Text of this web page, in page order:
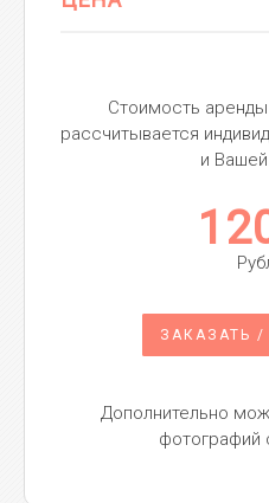
Стоимость
рассчитывается
и
ЗАКАЗАТЬ
Дополнительно
фотографий